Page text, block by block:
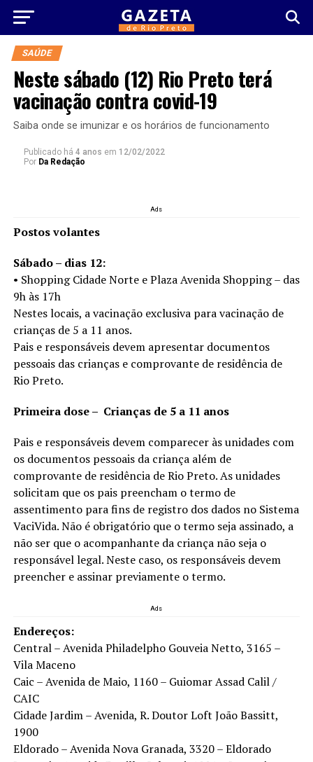
SAÚDE
Neste sábado (12) Rio Preto terá
vacinação contra covid-19
Saiba onde se imunizar e os horários de funcionamento
Publicado há 4 anos em 12/02/2022
Por Da Redação
Ads
Postos volantes
Sábado – dias 12:
• Shopping Cidade Norte e Plaza Avenida Shopping – das
9h às 17h
Nestes locais, a vacinação exclusiva para vacinação de
crianças de 5 a 11 anos.
Pais e responsáveis devem apresentar documentos
pessoais das crianças e comprovante de residência de
Rio Preto.
Primeira dose – Crianças de 5 a 11 anos
Pais e responsáveis devem comparecer às unidades com
os documentos pessoais da criança além de
comprovante de residência de Rio Preto. As unidades
solicitam que os pais preencham o termo de
assentimento para fins de registro dos dados no Sistema
VaciVida. Não é obrigatório que o termo seja assinado, a
não ser que o acompanhante da criança não seja o
responsável legal. Neste caso, os responsáveis devem
preencher e assinar previamente o termo.
Ads
Endereços:
Central – Avenida Philadelpho Gouveia Netto, 3165 –
Vila Maceno
Caic – Avenida de Maio, 1160 – Guiomar Assad Calil /
CAIC
Cidade Jardim – Avenida, R. Doutor Loft João Bassitt,
1900
Eldorado – Avenida Nova Granada, 3320 – Eldorado